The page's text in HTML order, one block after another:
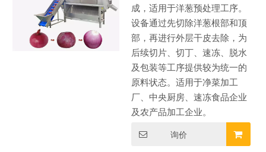
成，适用于洋葱预处理工序。
设备通过先切除洋葱根部和顶
部，再进行外层干皮去除，为
后续切片、切丁、速冻、脱水
及包装等工序提供较为统一的
原料状态。适用于净菜加工
厂、中央厨房、速冻食品企业
及农产品加工企业。
询价